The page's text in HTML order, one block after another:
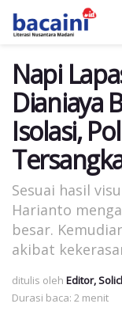
Napi
Dianiaya
Isolasi,
Sesuai hasil
Harianto
besar.
akibat
ditulis oleh Editor,
Durasi baca: 2 menit